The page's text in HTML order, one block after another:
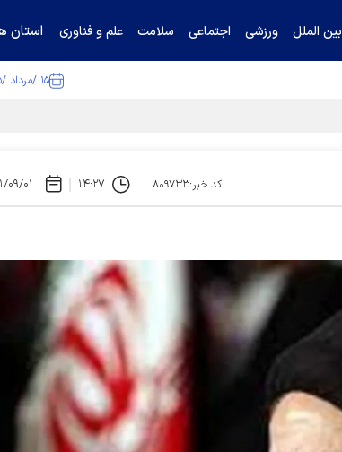
بین الملل ورزشی اجتماعی سلامت علم و فناوری استان
۱۵ /مرداد /۱۴۰۵
کد خبر:۸۰۹۷۳۳ ۱۴:۲۷ ۱۴۰۱/